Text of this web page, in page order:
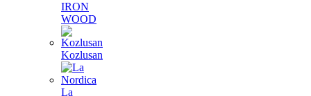
IRON
WOOD
Kozlusan
La